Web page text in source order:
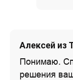
Алексей из
Понимаю.
решения